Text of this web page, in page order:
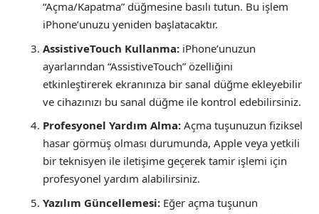
“Açma/Kapatma” düğmesine basılı tutun. Bu işlem
iPhone’unuzu yeniden başlatacaktır.
AssistiveTouch Kullanma: iPhone’unuzun
ayarlarından “AssistiveTouch” özelliğini
etkinleştirerek ekranınıza bir sanal düğme ekleyebilir
ve cihazınızı bu sanal düğme ile kontrol edebilirsiniz.
Profesyonel Yardım Alma: Açma tuşunuzun fiziksel
hasar görmüş olması durumunda, Apple veya yetkili
bir teknisyen ile iletişime geçerek tamir işlemi için
profesyonel yardım alabilirsiniz.
Yazılım Güncellemesi: Eğer açma tuşunun